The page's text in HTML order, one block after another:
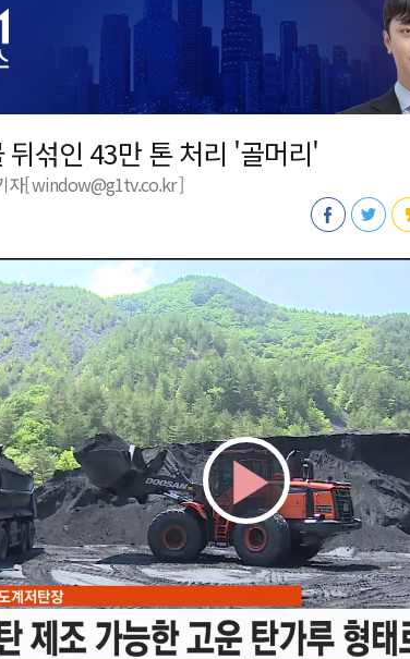
뒤섞인 43만 톤 처리 '골머리'
자[ window@g1tv.co.kr ]
Play
Video